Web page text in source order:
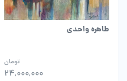
طاهره واحدی
24,000,000
تومان